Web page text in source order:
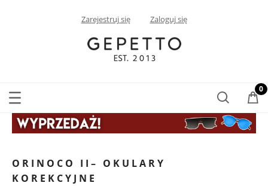
Zarejestruj się Zaloguj się
ORINOCO II– OKULARY
KOREKCYJNE